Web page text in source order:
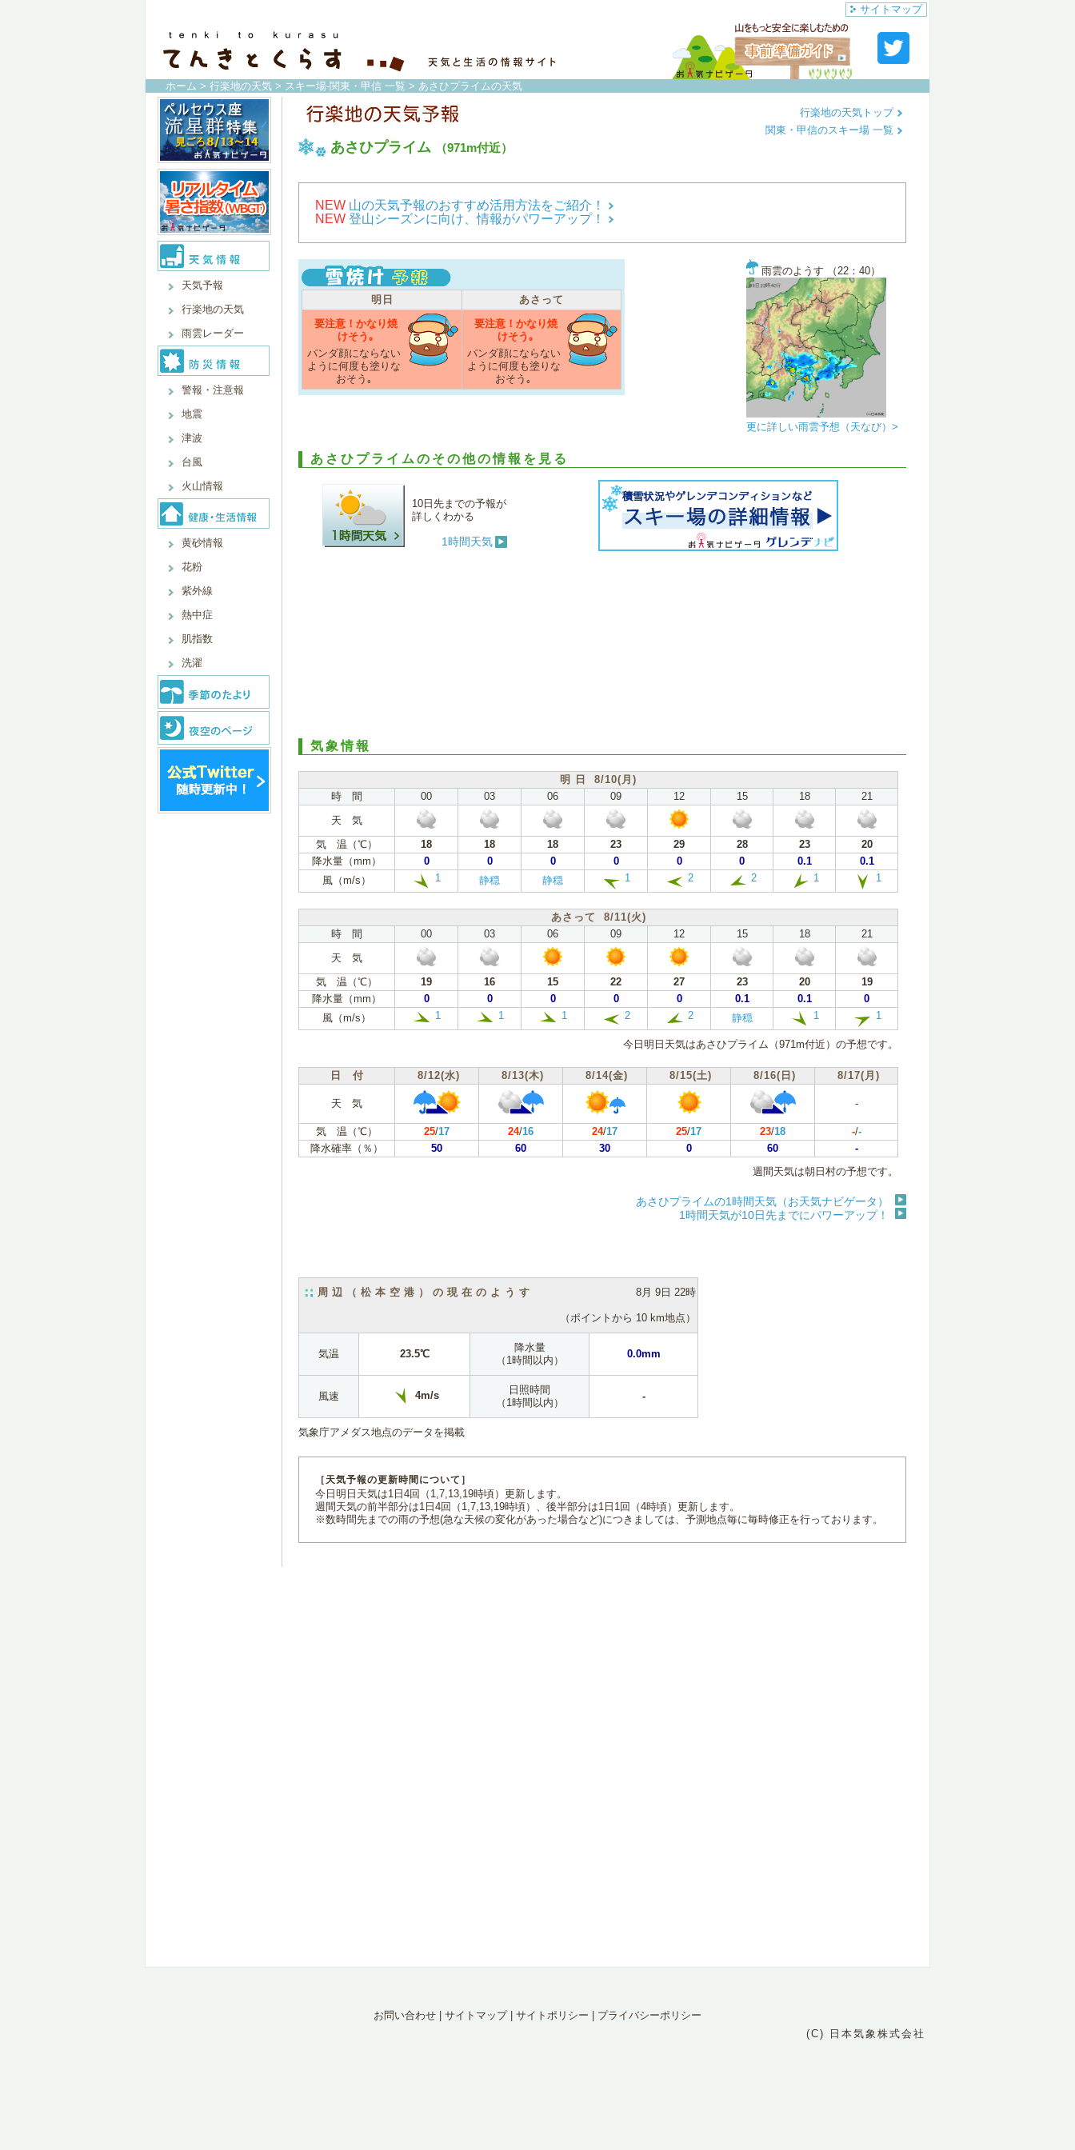
サイトマップ
ホーム > 行楽地の天気 > スキー場-関東・甲信 一覧 > あさひプライムの天気
天気予報
行楽地の天気
雨雲レーダー
警報・注意報
地震
津波
台風
火山情報
黄砂情報
花粉
紫外線
熱中症
肌指数
洗濯
あさひプライム （971m付近）
行楽地の天気トップ
関東・甲信のスキー場 一覧
NEW 山の天気予報のおすすめ活用方法をご紹介！
NEW 登山シーズンに向け、情報がパワーアップ！
明日
あさって
要注意！かなり焼
けそう｡
パンダ顔にならない
ように何度も塗りな
おそう｡
要注意！かなり焼
けそう｡
パンダ顔にならない
ように何度も塗りな
おそう｡
雨雲のようす （22：40）
更に詳しい雨雲予想（天なび）>
あさひプライムのその他の情報を見る
10日先までの予報が
詳しくわかる
1時間天気
気象情報
明 日 8/10(月)
時 間
00 03 06 09 12 15 18
21
天 気
気 温（℃）
18 18 18 23 29 28 23
20
降水量（mm）
0 0 0 0 0 0 0.1
0.1
風（m/s）
1 静穏 静穏 1 2 2 1 1
あさって 8/11(火)
時 間
00 03 06 09 12 15 18
21
天 気
気 温（℃）
19 16 15 22 27 23 20
19
降水量（mm）
0 0 0 0 0 0.1 0.1
0
風（m/s）
1 1 1 2 2 静穏 1 1
今日明日天気はあさひプライム（971m付近）の予想です。
日 付 8/12(水) 8/13(木) 8/14(金) 8/15(土) 8/16(日) 8/17(月)
天 気 -
気 温（℃） 25/17 24/16 24/17 25/17 23/18 -/-
降水確率（％）
50 60 30 0 60
-
週間天気は朝日村の予想です。
あさひプライムの1時間天気（お天気ナビゲータ）
1時間天気が10日先までにパワーアップ！
周辺（松本空港）の現在のようす 8月 9日 22時
（ポイントから 10 km地点）
気温 23.5℃
降水量
（1時間以内）
0.0mm
風速 4m/s
日照時間
（1時間以内）
-
気象庁アメダス地点のデータを掲載
［天気予報の更新時間について］
今日明日天気は1日4回（1,7,13,19時頃）更新します。
週間天気の前半部分は1日4回（1,7,13,19時頃）、後半部分は1日1回（4時頃）更新します。
※数時間先までの雨の予想(急な天候の変化があった場合など)につきましては、予測地点毎に毎時修正を行っております。
お問い合わせ サイトマップ| サイトポリシー
プライバシーポリシー
(C) 日本気象株式会社